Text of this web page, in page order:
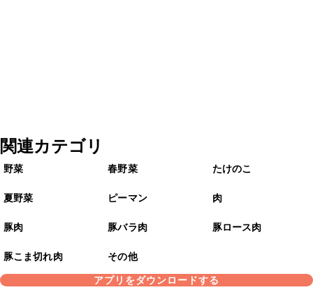
関連カテゴリ
野菜 春野菜 たけのこ
夏野菜 ピーマン 肉
豚肉 豚バラ肉 豚ロース肉
豚こま切れ肉
その他
アプリをダウンロードする